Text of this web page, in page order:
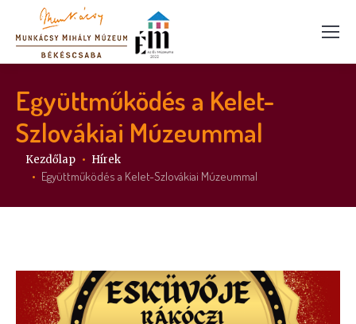
Együttműködés a Kelet-
Szlovákiai Múzeummal
Itt vagy:
Kezdőlap Hírek
Együttműködés a Kelet-Szlovákiai Múzeummal